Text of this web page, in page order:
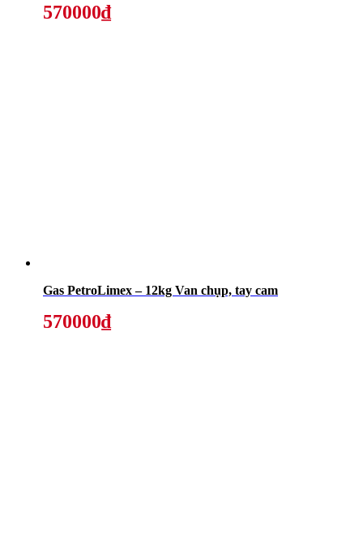
570000₫
Gas PetroLimex – 12kg Van chụp, tay cam
570000₫